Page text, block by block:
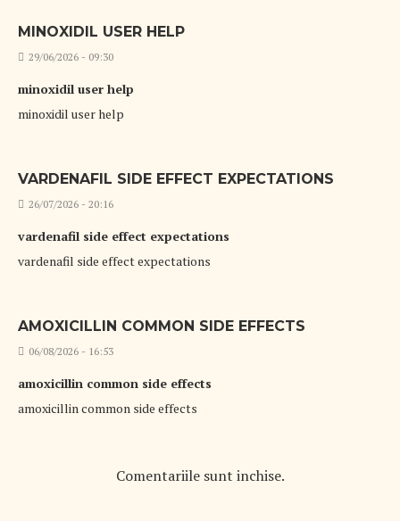
MINOXIDIL USER HELP
29/06/2026 - 09:30
minoxidil user help
minoxidil user help
VARDENAFIL SIDE EFFECT EXPECTATIONS
26/07/2026 - 20:16
vardenafil side effect expectations
vardenafil side effect expectations
AMOXICILLIN COMMON SIDE EFFECTS
06/08/2026 - 16:53
amoxicillin common side effects
amoxicillin common side effects
Comentariile sunt inchise.